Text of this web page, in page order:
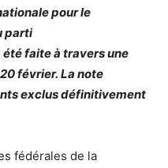
pour le
parti
été faite à travers une
février. La note
exclus définitivement
fédérales de la